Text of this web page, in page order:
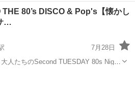
その他 DISCO
THE 80’s DISCO & Pop's【懐かし
…
7月28日
人たちのSecond TUESDAY 80s Night!